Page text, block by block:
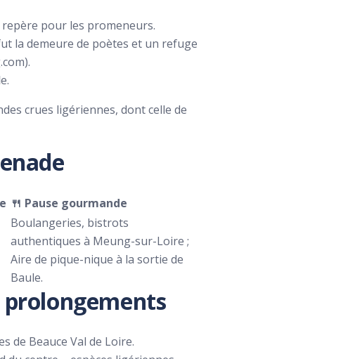
pour les promeneurs.
la demeure de poètes et un refuge
crues ligériennes, dont celle de
🍴 Pause gourmande
Boulangeries, bistrots
authentiques à Meung-sur-Loire ;
Aire de pique-nique à la sortie de
Baule.
de Beauce Val de Loire.